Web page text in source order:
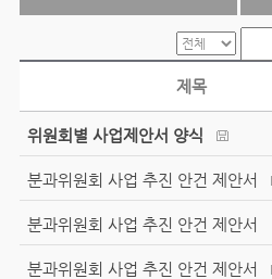
제목
위원회별 사업제안서 양식
분과위원회 사업 추진 안건 제안서
분과위원회 사업 추진 안건 제안서
분과위원회 사업 추진 안건 제안서